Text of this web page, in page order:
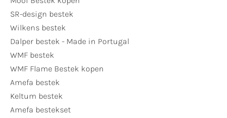
SR-design bestek
Wilkens bestek
Dalper bestek - Made in Portugal
WMF bestek
WMF Flame Bestek kopen
Amefa bestek
Keltum bestek
Amefa bestekset